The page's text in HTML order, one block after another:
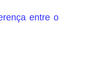
entre o